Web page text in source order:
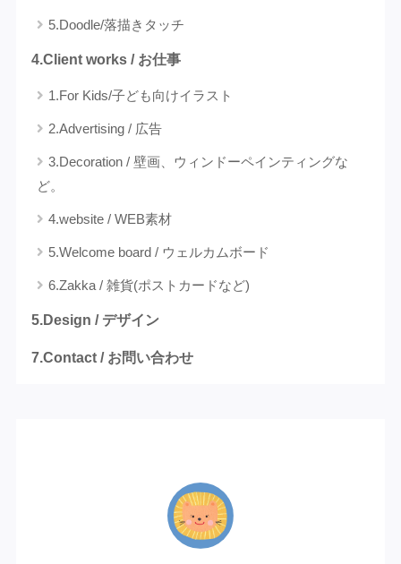
5.Doodle/落描きタッチ
4.Client works / お仕事
1.For Kids/子ども向けイラスト
2.Advertising / 広告
3.Decoration / 壁画、ウィンドーペインティングな
ど。
4.website / WEB素材
5.Welcome board / ウェルカムボード
6.Zakka / 雑貨(ポストカードなど)
5.Design / デザイン
7.Contact / お問い合わせ